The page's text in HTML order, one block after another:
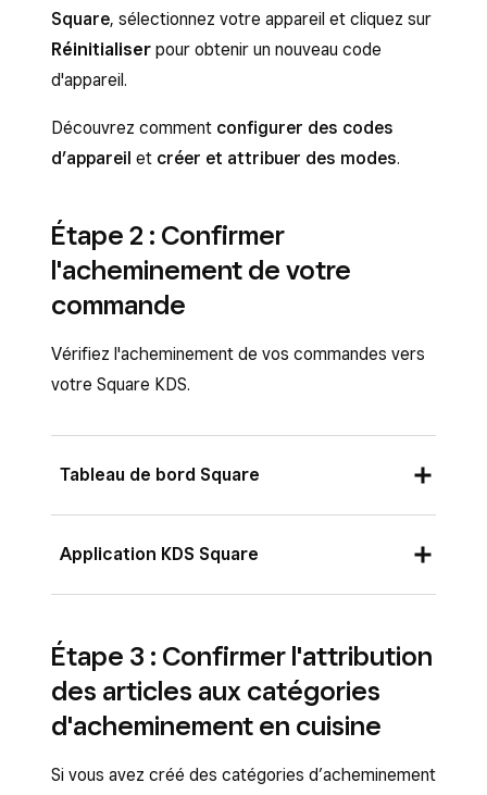
Square, sélectionnez votre appareil et cliquez sur
Réinitialiser pour obtenir un nouveau code
d'appareil.
Découvrez comment configurer des codes
d’appareil et créer et attribuer des modes.
Étape 2 : Confirmer
l'acheminement de votre
commande
Vérifiez l'acheminement de vos commandes vers
votre Square KDS.
Tableau de bord Square
Connectez-vous au Tableau de bord Square
Sélectionnez votre appareil puis, à côté de
Modes attribués, cliquez sur
Gérer
SélectionnezAcheminement> Source
Assurez-vous que l’optionAfficher les
Application KDS Square
Paramètres>Afficher tous les
paramètres
TouchezAcheminement >Source et
Étape 3 : Confirmer l'attribution
des articles aux catégories
d'acheminement en cuisine
Si vous avez créé des catégories d’acheminement